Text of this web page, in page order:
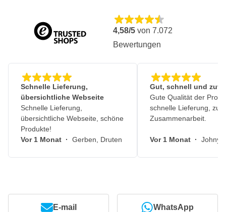
4,58/5 von 7.072
Bewertungen
Schnelle Lieferung,
übersichtliche Webseite
Schnelle Lieferung,
übersichtliche Webseite, schöne
Produkte!
Vor 1 Monat · Gerben, Druten
Gut, schnell und
Gute Qualität der
schnelle Lieferung,
Zusammenarbeit.
Vor 1 Monat · Johny,
E-mail WhatsApp